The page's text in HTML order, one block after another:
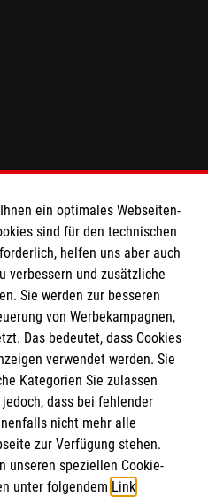
e.V.
2000 12
abonnieren
ein optimales Webseiten-
sind für den technischen
helfen uns aber auch
verbessern und zusätzliche
Sie werden zur besseren
von Werbekampagnen,
Das bedeutet, dass Cookies
verwendet werden. Sie
Kategorien Sie zulassen
dass bei fehlender
nicht mehr alle
zur Verfügung stehen.
unseren speziellen Cookie-
unter folgendem Link.